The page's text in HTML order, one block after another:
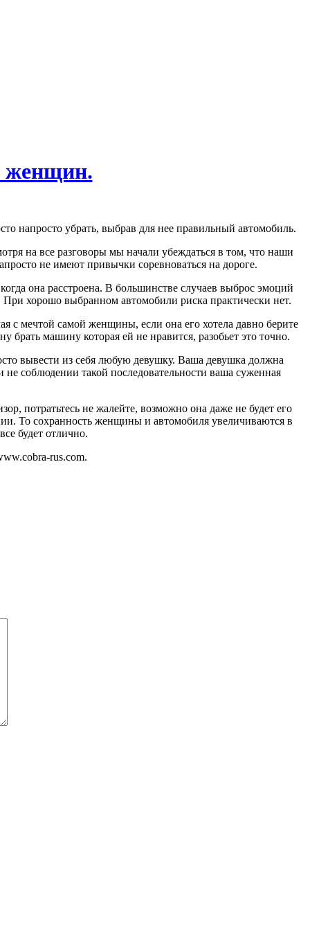
женщин.
напросто убрать, выбрав для нее правильный автомобиль.
на все разговоры мы начали убеждаться в том, что наши
не имеют привычки соревноваться на дороге.
она расстроена. В большинстве случаев выброс эмоций
хорошо выбранном автомобили риска практически нет.
с мечтой самой женщины, если она его хотела давно берите
брать машину которая ей не нравится, разобьет это точно.
вывести из себя любую девушку. Ваша девушка должна
соблюдении такой последовательности ваша суженная
потратьтесь не жалейте, возможно она даже не будет его
То сохранность женщины и автомобиля увеличиваются в
будет отлично.
rus.com.